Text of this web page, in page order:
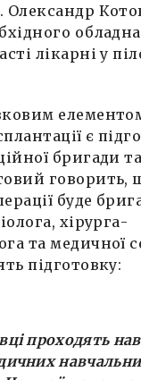
Олександр
лікарні у
є
бригади
говорить,
буде
хірурга-
та медичної
підготовку:
проходять